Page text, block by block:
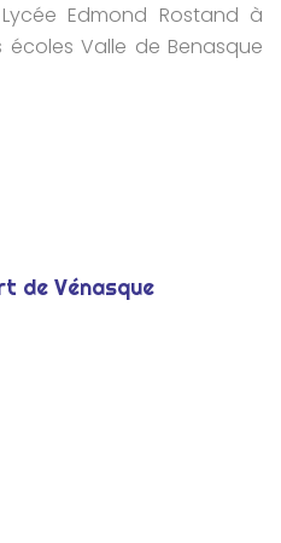
Lycée Edmond Rostand à
Valle de Benasque
de Vénasque